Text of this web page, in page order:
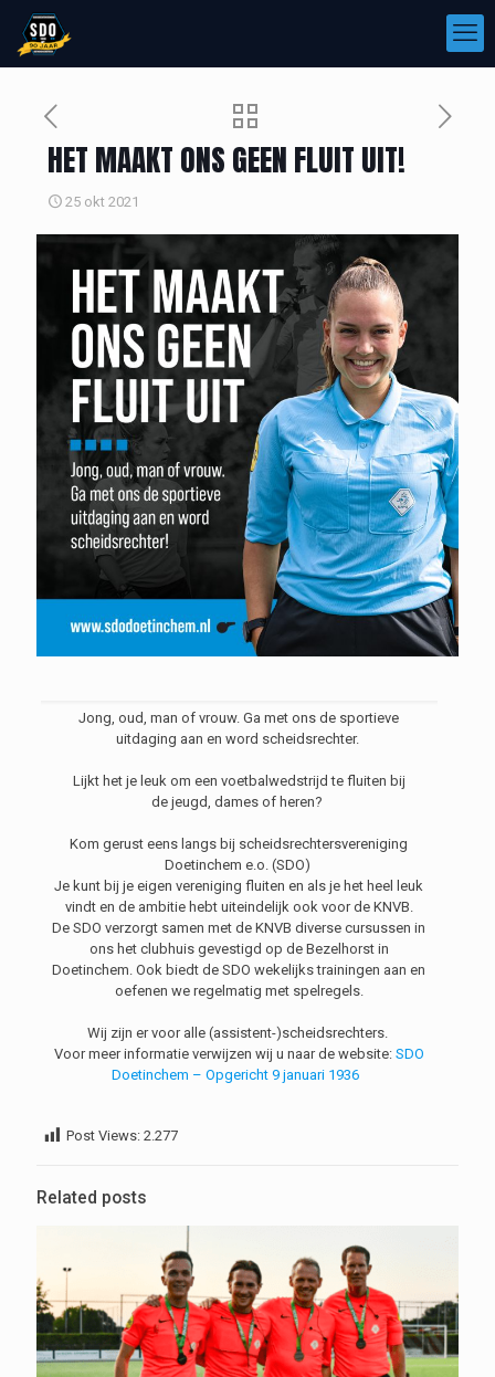
HET MAAKT ONS GEEN FLUIT UIT!
25 okt 2021
Jong, oud, man of vrouw. Ga met ons de sportieve
uitdaging aan en word scheidsrechter.
Lijkt het je leuk om een voetbalwedstrijd te fluiten bij
de jeugd, dames of heren?
Kom gerust eens langs bij scheidsrechtersvereniging
Doetinchem e.o. (SDO)
Je kunt bij je eigen vereniging fluiten en als je het heel leuk
vindt en de ambitie hebt uiteindelijk ook voor de KNVB.
De SDO verzorgt samen met de KNVB diverse cursussen in
ons het clubhuis gevestigd op de Bezelhorst in
Doetinchem. Ook biedt de SDO wekelijks trainingen aan en
oefenen we regelmatig met spelregels.
Wij zijn er voor alle (assistent-)scheidsrechters.
Voor meer informatie verwijzen wij u naar de website: SDO
Doetinchem – Opgericht 9 januari 1936
Post Views: 2.277
Related posts